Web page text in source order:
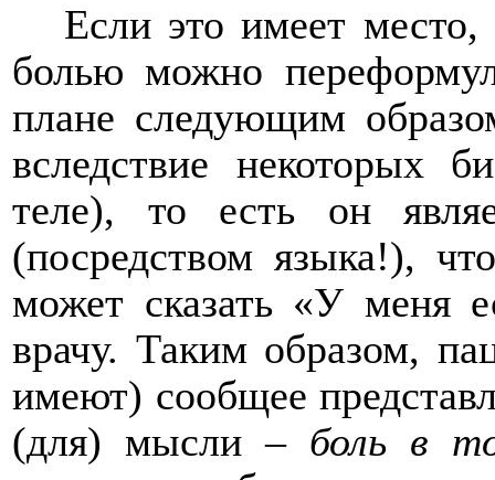
Если это имеет
больюможно
плане следующим
вследствие некоторых
теле), то есть он
(посредством языка!),
может сказать «У меня
врачу. Таким образом,
имеют) сообщее
(для) мысли – боль в